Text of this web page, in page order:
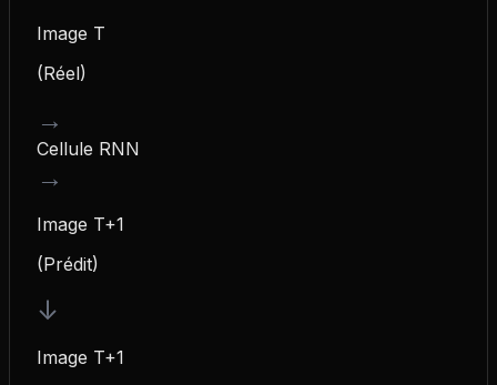
Image T
(Réel)
→
Cellule RNN
→
Image T+1
(Prédit)
↓
Image T+1